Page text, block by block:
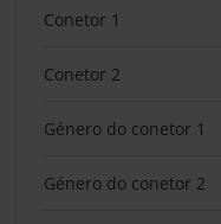
Conetor 1
Conetor 2
Género do conetor 1
Género do conetor 2